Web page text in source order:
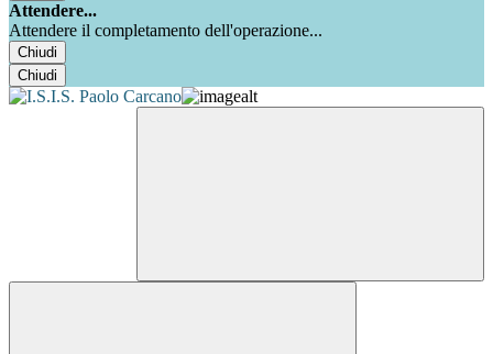
Attendere...
Attendere il completamento dell'operazione...
Chiudi
Chiudi